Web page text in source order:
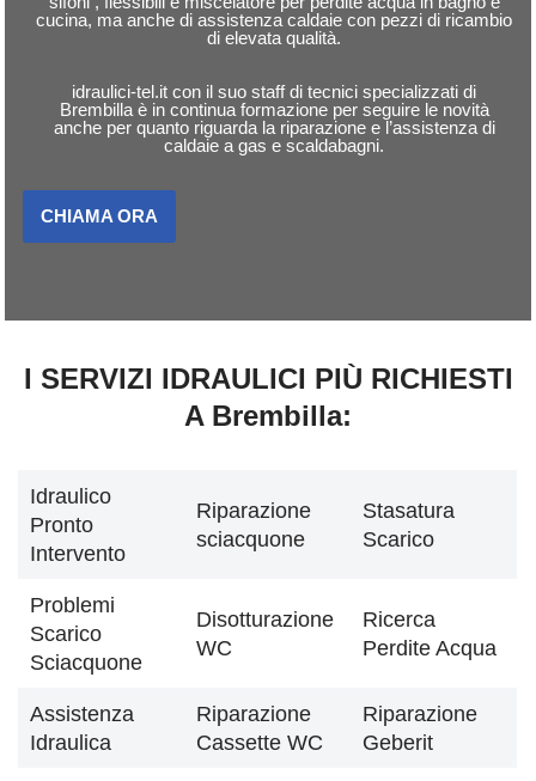
cucina, ma anche di assistenza caldaie con pezzi di ricambio
di elevata qualità.
idraulici-tel.it con il suo staff di tecnici specializzati di
Brembilla è in continua formazione per seguire le novità
anche per quanto riguarda la riparazione e l’assistenza di
caldaie a gas e scaldabagni.
CHIAMA ORA
I SERVIZI IDRAULICI PIÙ RICHIESTI
A Brembilla:
Idraulico
Pronto
Intervento
Riparazione
sciacquone
Stasatura
Scarico
Problemi
Scarico
Sciacquone
Disotturazione
WC
Ricerca
Perdite Acqua
Assistenza
Idraulica
Riparazione
Cassette WC
Riparazione
Geberit